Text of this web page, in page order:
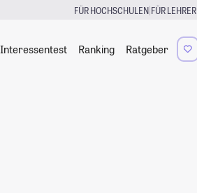
FÜR HOCHSCHULEN|FÜR LEHRER
Interessentest Ranking Ratgeber